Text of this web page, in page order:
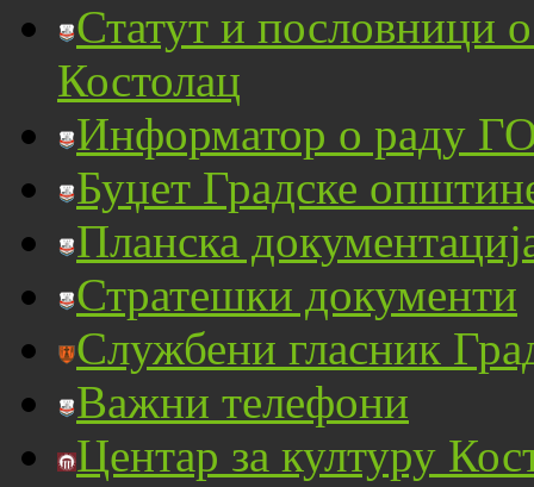
Статут и пословници
Костолац
Информатор о раду
Буџет Градске
Планска
Стратешки документи
Службени гласник
Важни телефони
Центар за културу